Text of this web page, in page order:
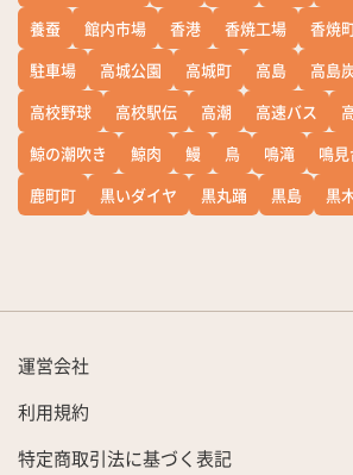
養蚕
館内市場 香港 香焼工場 香焼
駐車場
高城公園 高城町 高島 高島
高校野球
高校駅伝 高潮 高速バス
鯨の潮吹き
鯨肉 鰻 鳥 鳴滝 鳴
鹿町町
黒いダイヤ 黒丸踊 黒島 黒
運営会社
利用規約
特定商取引法に基づく表記